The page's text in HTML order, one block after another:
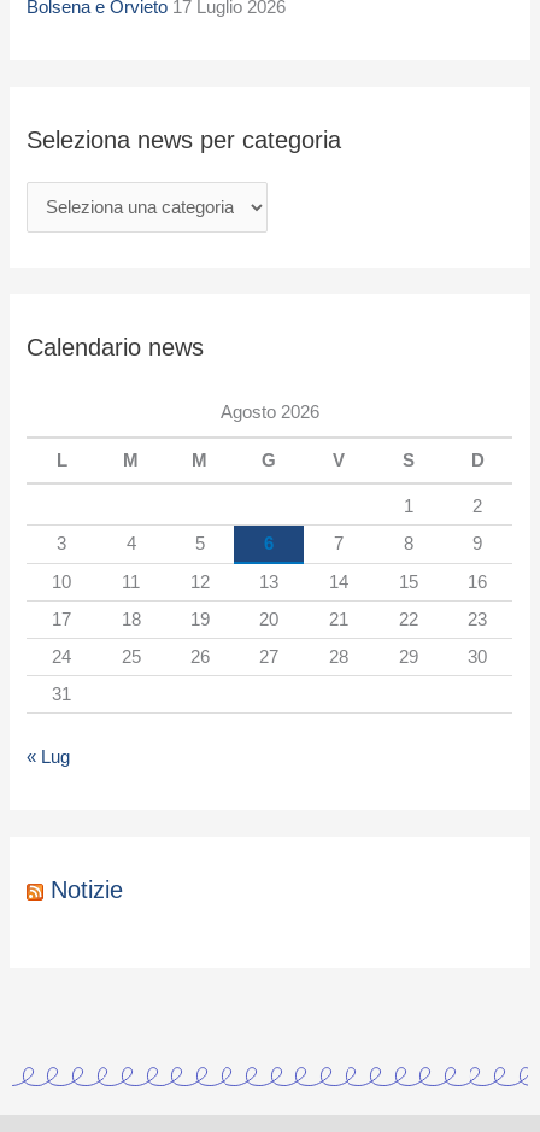
Bolsena e Orvieto 17 Luglio 2026
Seleziona news per categoria
i
n
e
r
g
o
r
i
a
Calendario news
Agosto 2026
L M M G V S D
1
2
3
4 5 6 7 8
9
10
11 12 13 14 15
16
17
18 19 20 21 22
23
24
25 26 27 28 29
30
31
« Lug
Notizie